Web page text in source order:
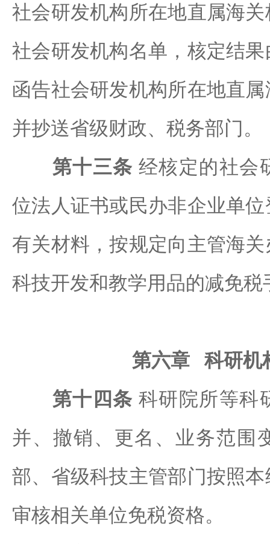
社会研发机构所在地直属海
社会研发机构名单，核定结
函告社会研发机构所在地直
并抄送省级财政、税务部门。
第十三条 经核定的社会
位法人证书或民办非企业单
有关材料，按规定向主管海
科技开发和教学用品的减免税
第六章 科研机
第十四条 科研院所等科
并、撤销、更名、业务范围
部、省级科技主管部门按照
审核相关单位免税资格。